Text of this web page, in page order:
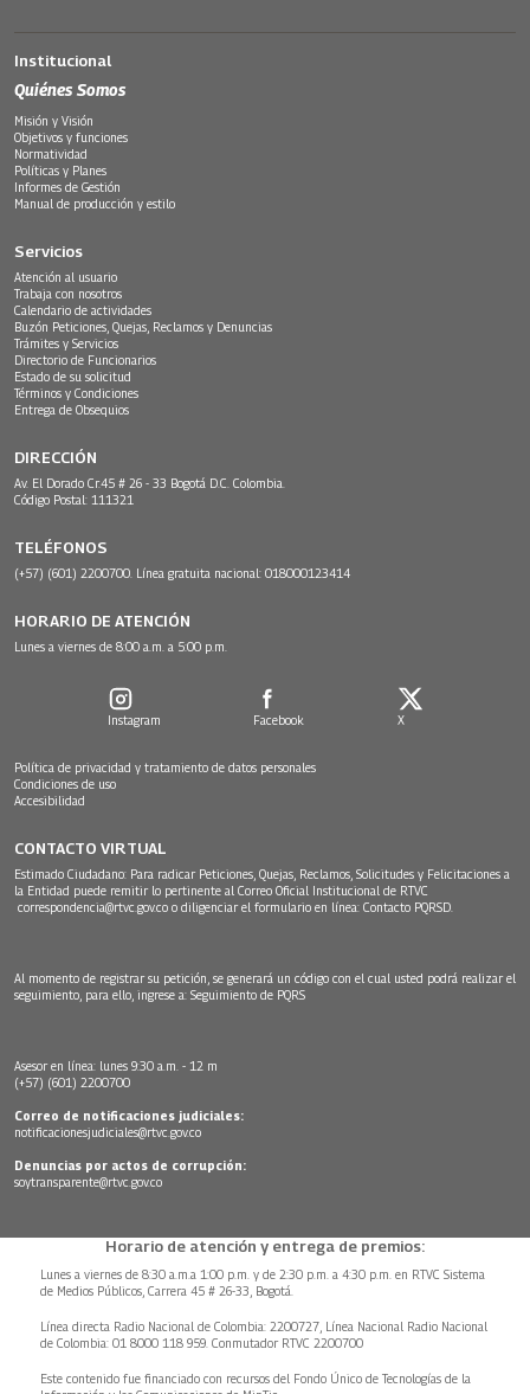
Institucional
Quiénes Somos
Misión y Visión
Objetivos y funciones
Normatividad
Políticas y Planes
Informes de Gestión
Manual de producción y estilo
Servicios
Atención al usuario
Trabaja con nosotros
Calendario de actividades
Buzón Peticiones, Quejas, Reclamos y Denuncias
Trámites y Servicios
Directorio de Funcionarios
Estado de su solicitud
Términos y Condiciones
Entrega de Obsequios
DIRECCIÓN
Av. El Dorado Cr.45 # 26 - 33 Bogotá D.C. Colombia.
Código Postal: 111321
TELÉFONOS
(+57) (601) 2200700. Línea gratuita nacional: 018000123414
HORARIO DE ATENCIÓN
Lunes a viernes de 8:00 a.m. a 5:00 p.m.
Instagram Facebook X
Política de privacidad y tratamiento de datos personales
Condiciones de uso
Accesibilidad
CONTACTO VIRTUAL
Estimado Ciudadano: Para radicar Peticiones, Quejas, Reclamos, Solicitudes y Felicitaciones a
la Entidad puede remitir lo pertinente al Correo Oficial Institucional de RTVC
correspondencia@rtvc.gov.co o diligenciar el formulario en línea: Contacto PQRSD.
Al momento de registrar su petición, se generará un código con el cual usted podrá realizar el
seguimiento, para ello, ingrese a: Seguimiento de PQRS
Asesor en línea: lunes 9:30 a.m. - 12 m
(+57) (601) 2200700
Correo de notificaciones judiciales:
notificacionesjudiciales@rtvc.gov.co
Denuncias por actos de corrupción:
soytransparente@rtvc.gov.co
Horario de atención y entrega de premios:
Lunes a viernes de 8:30 a.m.a 1:00 p.m. y de 2:30 p.m. a 4:30 p.m. en RTVC Sistema
de Medios Públicos, Carrera 45 # 26-33, Bogotá.
Línea directa Radio Nacional de Colombia: 2200727, Línea Nacional Radio Nacional
de Colombia: 01 8000 118 959. Conmutador RTVC 2200700
Este contenido fue financiado con recursos del Fondo Único de Tecnologías de la